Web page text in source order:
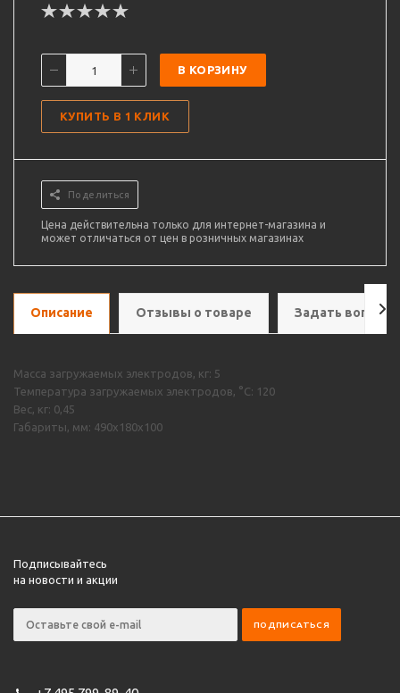
В КОРЗИНУ
КУПИТЬ В 1 КЛИК
Поделиться
Цена действительна только для интернет-магазина и
может отличаться от цен в розничных магазинах
Описание Отзывы о товаре Задать вопрос
Масса загружаемых электродов, кг: 5
Температура загружаемых электродов, °C: 120
Вес, кг: 0,45
Габариты, мм: 490х180х100
Подписывайтесь
на новости и акции